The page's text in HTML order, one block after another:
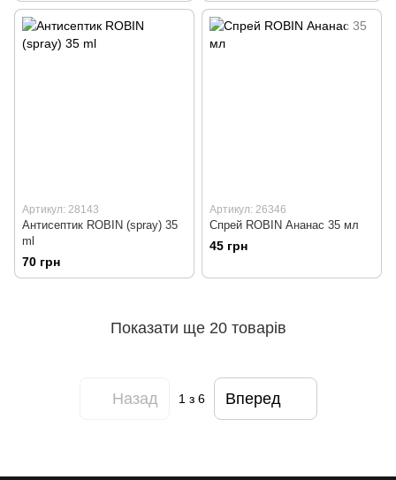
Артикул: 28143
Антисептик ROBIN (spray) 35
ml
70 грн
Артикул: 26346
Спрей ROBIN Ананас 35 мл
45 грн
Показати ще 20 товарів
Назад 1 з 6 Вперед